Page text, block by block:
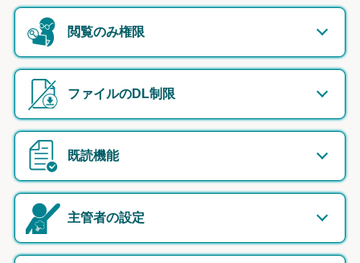
閲覧のみ権限
ファイルのDL制限
既読機能
主管者の設定